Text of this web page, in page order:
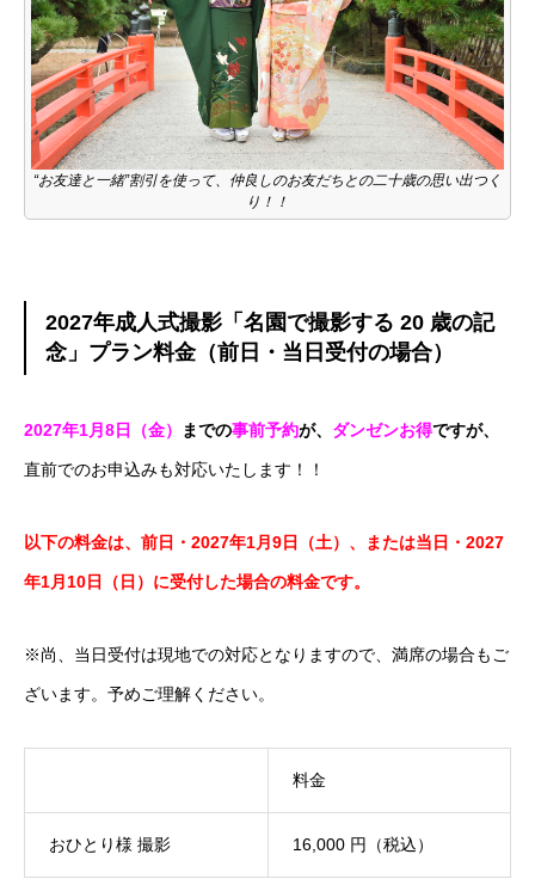
“お友達と一緒”割引を使って、仲良しのお友だちとの二十歳の思い出つく
り！！
2027年成人式撮影「名園で撮影する 20 歳の記
念」プラン料金（前日・当日受付の場合）
2027年1月8日（金） までの事前予約が、 ダンゼンお得ですが、
直前でのお申込みも対応いたします！！
以下の料金は、前日・2027年1月9日（土）、または当日・2027
年1月10日（日）に受付した場合の料金です。
※尚、当日受付は現地での対応となりますので、満席の場合もご
ざいます。予めご理解ください。
料金
おひとり様 撮影 16,000 円（税込）